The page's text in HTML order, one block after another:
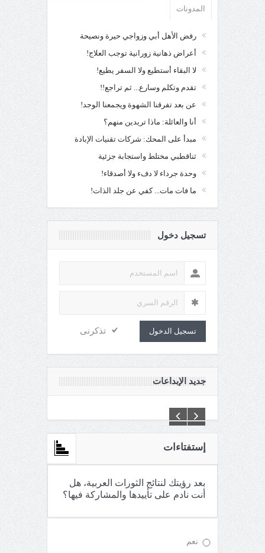
المدونات
رفض الأهل أبي وزواجي حيرة ونصيحة
أعراض ذهانية زورانية توجب العلاج!
لا البقاء أستطيع ولا السفر يطيع!
تقدم وتكلم وسارع... ثم تراجع!!
عن بعد تفرقنا الشهوة ويجمعنا الوجد!
أنا والعائلة: ماذا تريدين منهم؟
مبدأ على المحك: شركات تقنيات الإبادة
ثناقطبي مختلط واستجابة جزئية
وحدة جرداء لا دفء ولا أصدقاء!
ما فات مات... كفي عن جلد الذات!
تسجيل دخول
تسجيل الدخول تذكرنى
جديد الإبداعات
إستفتاءات
بعد رؤيتك لنتائج الثورات العربية، هل
أنت نادم على تأييدها والمشاركة فيها؟
نعم